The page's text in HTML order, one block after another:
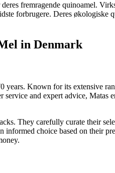
fremragende quinoamel.
forbrugere. Deres økologiske
in Denmark
Known for its extensive
and expert advice, Matas
They carefully curate their
choice based on their